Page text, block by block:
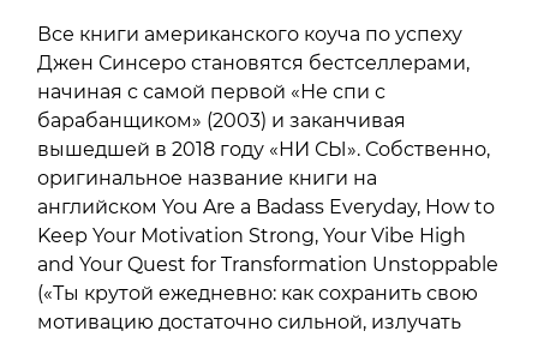
Все книги американского коуча по успеху
Джен Синсеро становятся бестселлерами,
начиная с самой первой «Не спи с
барабанщиком» (2003) и заканчивая
вышедшей в 2018 году «НИ СЫ». Собственно,
оригинальное название книги на
английском You Are a Badass Everyday, How to
Keep Your Motivation Strong, Your Vibe High
and Your Quest for Transformation Unstoppable
(«Ты крутой ежедневно: как сохранить свою
мотивацию достаточно сильной, излучать